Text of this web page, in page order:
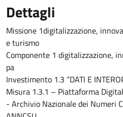
Dettagli
Missione 1digitalizzazione,
e turismo
Componente 1 digitalizzazione,
pa
Investimento 1.3 “DATI E
Misura 1.3.1 – Piattaforma
- Archivio Nazionale dei Numeri